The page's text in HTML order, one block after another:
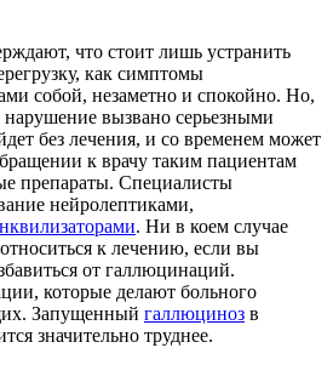
что стоит лишь устранить
как симптомы
собой, незаметно и спокойно. Но,
нарушение вызвано серьезными
без лечения, и со временем может
к врачу таким пациентам
препараты. Специалисты
нейролептиками,
. Ни в коем случае
относиться к лечению, если вы
от галлюцинаций.
которые делают больного
Запущенный галлюциноз в
значительно труднее.